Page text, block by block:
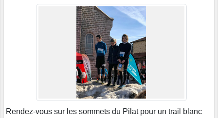
Rendez-vous sur les sommets du Pilat pour un trail blanc